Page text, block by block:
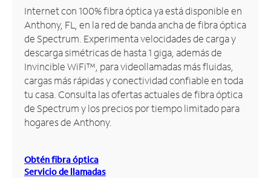
Inglés
Administrar
cuenta
Encuentra
una
tienda
Internet con 100% fibra óptica ya está disponible en
Anthony, FL, en la red de banda ancha de fibra óptica
de Spectrum. Experimenta velocidades de carga y
descarga simétricas de hasta 1 giga, además de
Invincible WiFi™, para videollamadas más fluidas,
cargas más rápidas y conectividad confiable en toda
tu casa. Consulta las ofertas actuales de fibra óptica
de Spectrum y los precios por tiempo limitado para
hogares de Anthony.
Obtén fibra óptica
Servicio de llamadas